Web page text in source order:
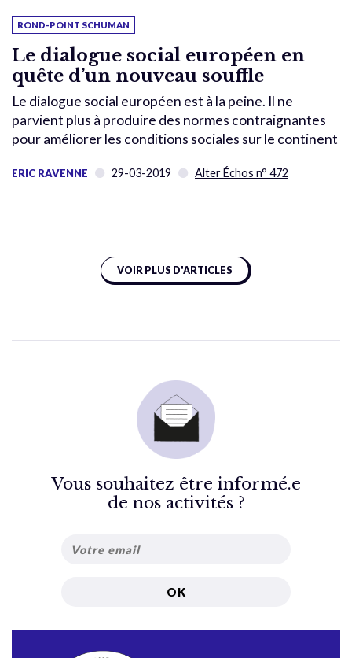
ROND-POINT SCHUMAN
Le dialogue social européen en
quête d’un nouveau souffle
Le dialogue social européen est à la peine. Il ne
parvient plus à produire des normes contraignantes
pour améliorer les conditions sociales sur le continent
ERIC RAVENNE 29-03-2019 Alter Échos n° 472
VOIR PLUS D'ARTICLES
Vous souhaitez être informé.e
de nos activités ?